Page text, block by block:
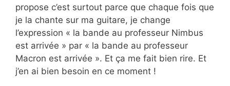
propose c’est surtout parce que chaque fois que
je la chante sur ma guitare, je change
l’expression « la bande au professeur Nimbus
est arrivée » par « la bande au professeur
Macron est arrivée ». Et ça me fait bien rire. Et
j’en ai bien besoin en ce moment !